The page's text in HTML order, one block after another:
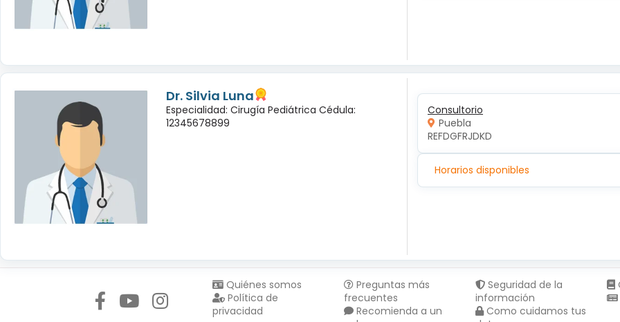
Dr. Silvia Luna
Especialidad: Cirugía Pediátrica Cédula:
12345678899
Consultorio
Puebla
REFDGFRJDKD
Horarios disponibles
Quiénes somos
Política de
privacidad
Preguntas más
frecuentes
Recomienda a un
Seguridad de la
información
Como cuidamos tus